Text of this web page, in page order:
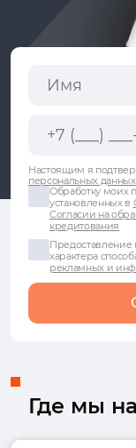
Настоящим я
персональных данных
Обработку моих
установленных в
Согласии на
кредитования
характера
рекламных и
Где мы